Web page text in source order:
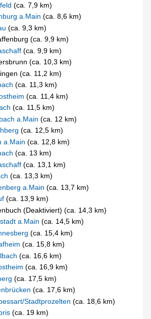
(ca. 7,9 km)
a.Main(ca. 8,6 km)
(ca. 9,3 km)
(ca. 9,9 km)
(ca. 9,9 km)
(ca. 10,3 km)
(ca. 11,2 km)
(ca. 11,3 km)
(ca. 11,4 km)
(ca. 11,5 km)
a.Main(ca. 12 km)
(ca. 12,5 km)
a.Main(ca. 12,8 km)
(ca. 13 km)
(ca. 13,1 km)
(ca. 13,3 km)
a.Main(ca. 13,7 km)
(ca. 13,9 km)
(Deaktiviert) (ca. 14,3 km)
a.Main(ca. 14,5 km)
(ca. 15,4 km)
(ca. 15,8 km)
(ca. 16,6 km)
(ca. 16,9 km)
(ca. 17,5 km)
(ca. 17,6 km)
Stadtprozelten(ca. 18,6 km)
(ca. 19 km)